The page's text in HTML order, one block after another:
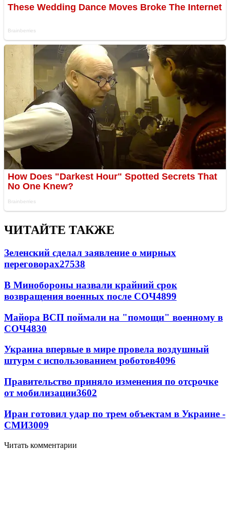
ЧИТАЙТЕ ТАКЖЕ
Зеленский сделал заявление о мирных
переговорах27538
В Минобороны назвали крайний срок
возвращения военных после СОЧ4899
Майора ВСП поймали на "помощи" военному в
СОЧ4830
Украина впервые в мире провела воздушный
штурм с использованием роботов4096
Правительство приняло изменения по отсрочке
от мобилизации3602
Иран готовил удар по трем объектам в Украине -
СМИ3009
Читать комментарии